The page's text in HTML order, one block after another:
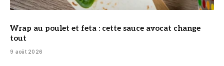
Wrap au poulet et feta : cette sauce avocat change
tout
9 août 2026